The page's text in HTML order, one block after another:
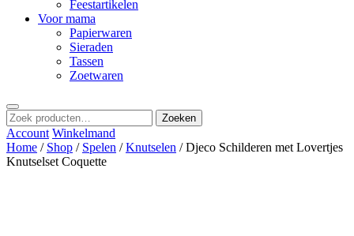
Feestartikelen
Voor mama
Papierwaren
Sieraden
Tassen
Zoetwaren
Zoeken
naar:
Zoeken
Account Winkelmand
Home / Shop / Spelen /Knutselen / Djeco Schilderen met Lovertjes
Knutselset Coquette